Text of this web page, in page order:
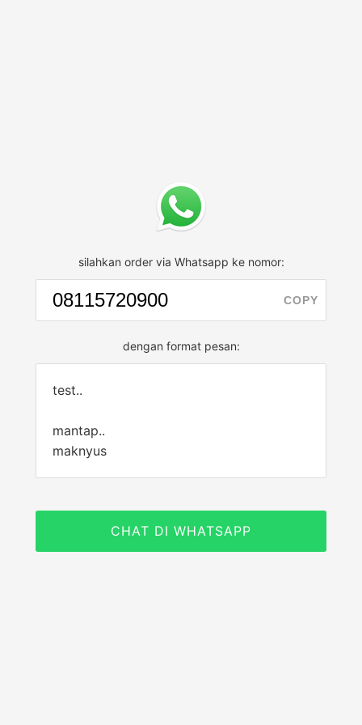
silahkan order via Whatsapp ke nomor:
COPY
dengan format pesan:
test..
mantap..
maknyus
CHAT DI WHATSAPP